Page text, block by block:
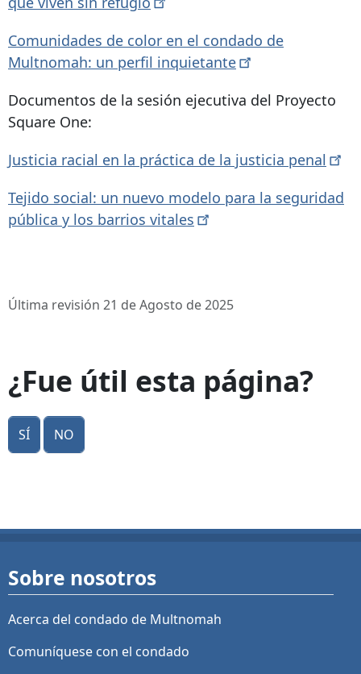
Comunidades de color en el condado de
Multnomah: un perfil inquietante
Documentos de la sesión ejecutiva del Proyecto
Square One:
Justicia racial en la práctica de la justicia penal
Tejido social: un nuevo modelo para la seguridad
pública y los barrios vitales
Última revisión 21 de Agosto de 2025
¿Fue útil esta página?
Sí No
Sobre nosotros
Acerca del condado de Multnomah
Comuníquese con el condado